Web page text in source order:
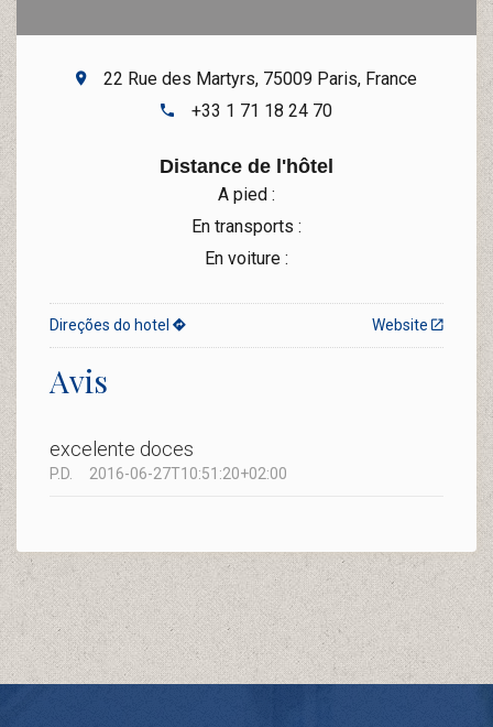
22 Rue des Martyrs, 75009 Paris, France
+33 1 71 18 24 70
Distance de l'hôtel
A pied :
En transports :
En voiture :
Website
Direções do hotel
Avis
excelente doces
P.D. 2016-06-27T10:51:20+02:00